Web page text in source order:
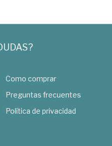
Como comprar
Preguntas frecuentes
Política de privacidad